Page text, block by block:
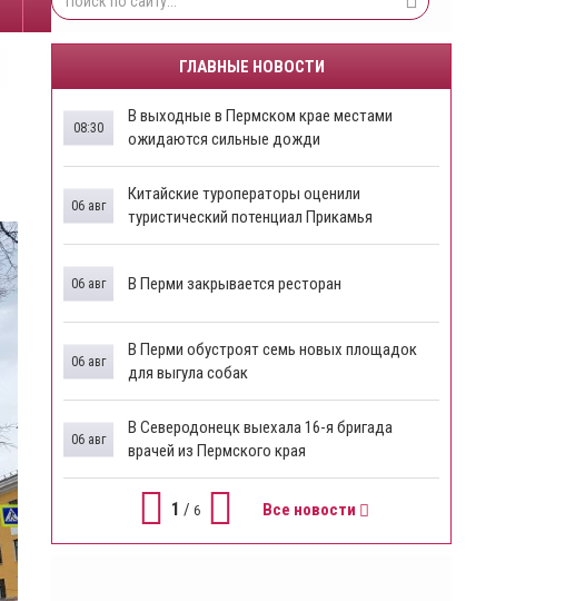
ГЛАВНЫЕ НОВОСТИ
В выходные в Пермском крае местами
ожидаются сильные дожди
08:30
Китайские туроператоры оценили
туристический потенциал Прикамья
06 авг
В Перми закрывается ресторан
06 авг
​В Перми обустроят семь новых площадок
для выгула собак
06 авг
В Северодонецк выехала 16-я бригада
врачей из Пермского края
06 авг
1 / 6 Все новости